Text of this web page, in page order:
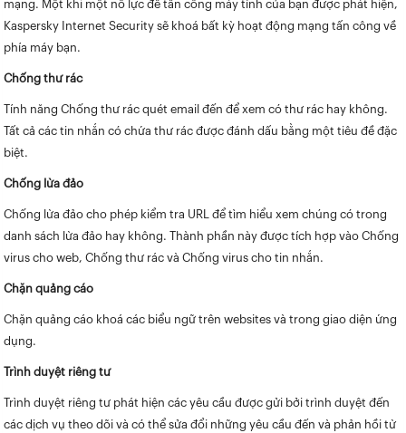
mạng. Một khi một nỗ lực để tấn công máy tính của bạn được phát hiện,
Kaspersky Internet Security sẽ khoá bất kỳ hoạt động mạng tấn công về
phía máy bạn.
Chống thư rác
Tính năng Chống thư rác quét email đến để xem có thư rác hay không.
Tất cả các tin nhắn có chứa thư rác được đánh dấu bằng một tiêu đề đặc
biệt.
Chống lừa đảo
Chống lừa đảo cho phép kiểm tra URL để tìm hiểu xem chúng có trong
danh sách lừa đảo hay không. Thành phần này được tích hợp vào Chống
virus cho web, Chống thư rác và Chống virus cho tin nhắn.
Chặn quảng cáo
Chặn quảng cáo khoá các biểu ngữ trên websites và trong giao diện ứng
dụng.
Trình duyệt riêng tư
Trình duyệt riêng tư phát hiện các yêu cầu được gửi bởi trình duyệt đến
các dịch vụ theo dõi và có thể sửa đổi những yêu cầu đến và phản hồi từ